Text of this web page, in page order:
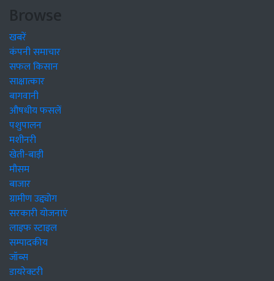
Browse
खबरें
कंपनी समाचार
सफल किसान
साक्षात्कार
बागवानी
औषधीय फसलें
पशुपालन
मशीनरी
खेती-बाड़ी
मौसम
बाजार
ग्रामीण उद्द्योग
सरकारी योजनाएं
लाइफ स्टाइल
सम्पादकीय
जॉब्स
डायरेक्टरी